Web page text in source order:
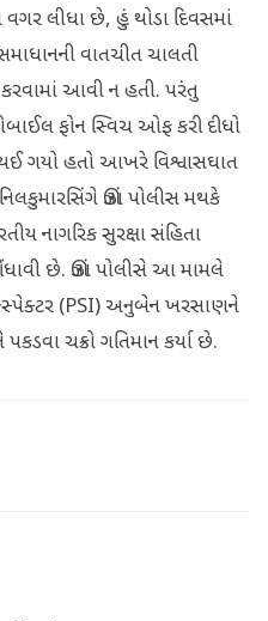
વગર લીધા છે, હું થોડા દિવસમાં
વાતચીત ચાલતી
કરવામાં આવી ન હતી. પરંતુ
ફોન સ્વિચ ઓફ કરી દીધો
ગયો હતો આખરે વિશ્વાસઘાત
ઊંઝા પોલીસ મથકે
નાગરિક સુરક્ષા સંહિતા
છે. ઊંઝા પોલીસે આ મામલે
(PSI) અનુબેન ખરસાણને
ચક્રો ગતિમાન કર્યા છે.